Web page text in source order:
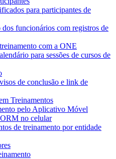
para participantes de
funcionários com registros de
com a ONE
para sessões de cursos de
de conclusão e link de
Treinamentos
pelo Aplicativo Móvel
no celular
de treinamento por entidade